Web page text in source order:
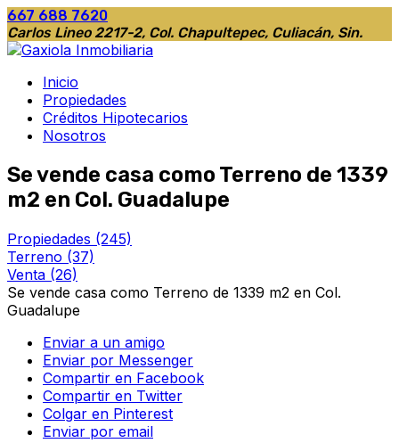
667 688 7620
Carlos Lineo 2217-2, Col. Chapultepec, Culiacán, Sin.
Inicio
Propiedades
Créditos Hipotecarios
Nosotros
Se vende casa como Terreno de 1339
m2 en Col. Guadalupe
Propiedades (245)
Terreno (37)
Venta (26)
Se vende casa como Terreno de 1339 m2 en Col.
Guadalupe
Enviar a un amigo
Enviar por Messenger
Compartir en Facebook
Compartir en Twitter
Colgar en Pinterest
Enviar por email